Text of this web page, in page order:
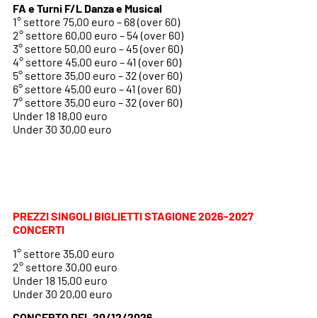
FA e Turni F/L Danza e Musical
1° settore 75,00 euro – 68 (over 60)
2° settore 60,00 euro – 54 (over 60)
3° settore 50,00 euro – 45 (over 60)
4° settore 45,00 euro – 41 (over 60)
5° settore 35,00 euro – 32 (over 60)
6° settore 45,00 euro – 41 (over 60)
7° settore 35,00 euro – 32 (over 60)
Under 18 18,00 euro
Under 30 30,00 euro
PREZZI SINGOLI BIGLIETTI STAGIONE 2026-2027
CONCERTI
1° settore 35,00 euro
2° settore 30,00 euro
Under 18 15,00 euro
Under 30 20,00 euro